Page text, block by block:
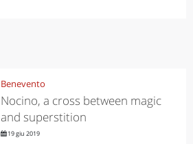
Benevento
Nocino, a cross between magic
and superstition
19 giu 2019